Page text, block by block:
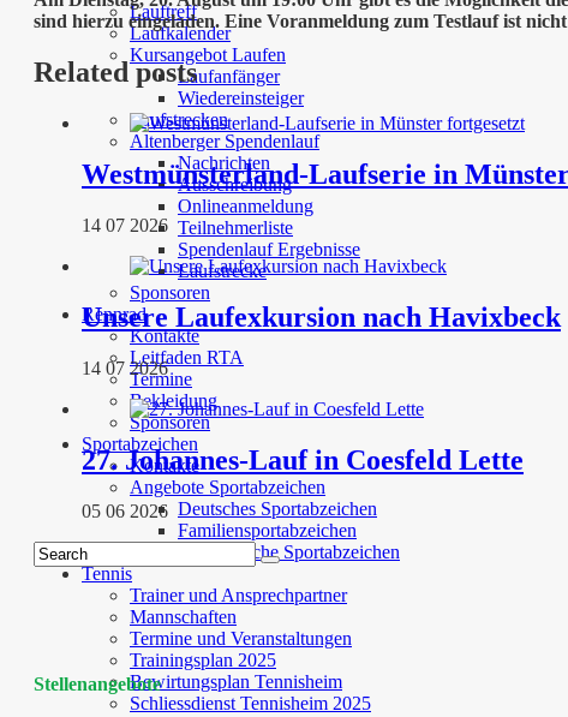
Lauftreff
Laufkalender
Kursangebot Laufen
Laufanfänger
Wiedereinsteiger
Laufstrecken
Altenberger Spendenlauf
Nachrichten
Ausschreibung
Onlineanmeldung
Teilnehmerliste
Spendenlauf Ergebnisse
Laufstrecke
Sponsoren
Rennrad
Kontakte
Leitfaden RTA
Termine
Bekleidung
Sponsoren
Sportabzeichen
Kontakte
Angebote Sportabzeichen
Deutsches Sportabzeichen
Familiensportabzeichen
Norwegische Sportabzeichen
Tennis
Trainer und Ansprechpartner
Mannschaften
Termine und Veranstaltungen
Trainingsplan 2025
Bewirtungsplan Tennisheim
Schliessdienst Tennisheim 2025
sind hierzu eingeladen. Eine Voranmeldung zum Testlauf ist
Related posts
Westmünsterland-Laufserie in
14 07 2026
Unsere Laufexkursion nach Havixbeck
14 07 2026
27. Johannes-Lauf in Coesfeld Lette
05 06 2026
Stellenangebote